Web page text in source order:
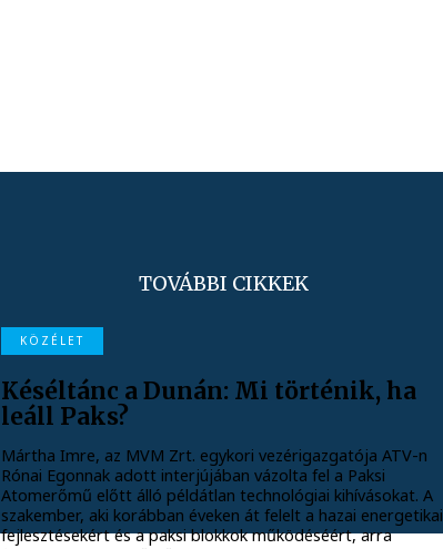
TOVÁBBI CIKKEK
KÖZÉLET
Késéltánc a Dunán: Mi történik, ha
leáll Paks?
Mártha Imre, az MVM Zrt. egykori vezérigazgatója ATV-n
Rónai Egonnak adott interjújában vázolta fel a Paksi
Atomerőmű előtt álló példátlan technológiai kihívásokat. A
szakember, aki korábban éveken át felelt a hazai energetikai
fejlesztésekért és a paksi blokkok működéséért, arra